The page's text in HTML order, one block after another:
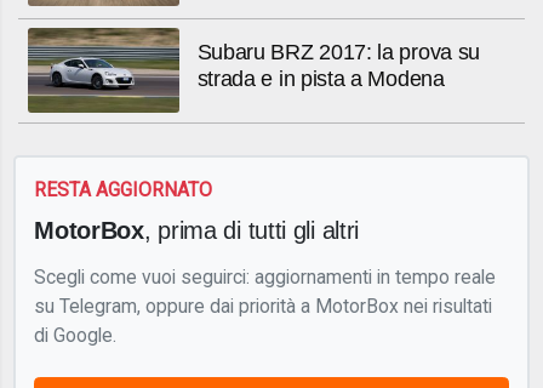
Subaru BRZ 2017: la prova su
strada e in pista a Modena
RESTA AGGIORNATO
MotorBox, prima di tutti gli altri
Scegli come vuoi seguirci: aggiornamenti in tempo reale
su Telegram, oppure dai priorità a MotorBox nei risultati
di Google.